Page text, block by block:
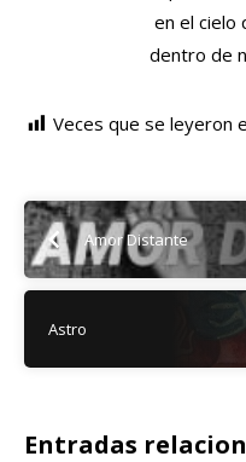
en el cielo
dentro de
Veces que se leyeron
Amor Distante
Astro
Entradas